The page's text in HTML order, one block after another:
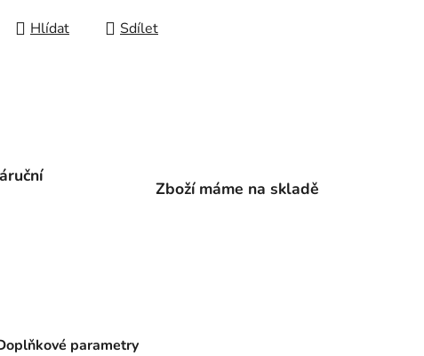
Hlídat Sdílet
Zboží máme na skladě
parametry